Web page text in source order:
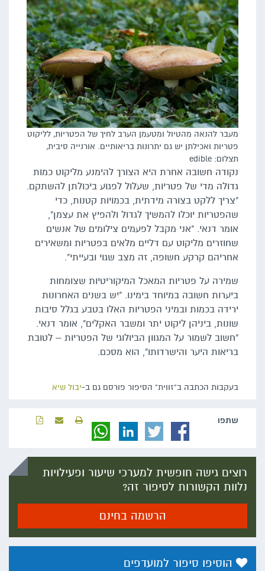
מעבר להנאה מהטיול ומטעמן הערב לחיך של הפטריות, לליקוט
פטריות ואכילתן יש גם יתרונות בריאותיים. אורנייה סיבית,
תצלום: edible
נקודה חשובה אחרת היא הצורך להימנע מליקוט כמות
גדולה מדי של פטריות, שעלול לפגוע ביכולתן להשתקם.
"צריך ללקט בצורה מידתית, בכמויות קטנות, כדי
שהפטריות יוכלו להמשיך לגדול ולהפיץ את עצמן",
אומר דנאי. "אני מקבל לפעמים צילומים של אנשים
שחוזרים מליקוט עם דליים מלאים בפטריות ומשאירים
אחריהם קרקע חשופה, זה מצב שגוי ובעייתי".
שמירה על פטריות המאכל המיקוריטיות שצומחות
ביערות חשובה במיוחד בימינו. "יש בשנים האחרונות
ירידה בכמות ובמיני הפטריות האלו בטבע בגלל סיבות
שונות, ביניהן ליקוט יתר ומשבר האקלים", אומר דנאי.
"חשוב לשמור על המגוון הביולוגי של הפטריות – לטובת
בריאות היער והישרדותו", הוא מסכם.
בעקבות הכתבה ב"זווית" הסיפור פורסם גם ב-יבול שיא
שתפו‬
רוצים גישה חופשית למערכי שיעור ופעילויות
נלוות הקשורות לסיפור זה?
הרשמה בחינם
הוסיפו סיפור למועדפים